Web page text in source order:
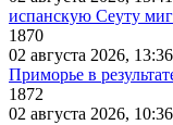
испанскую Сеуту
1870
02 августа 2026, 13:36
Приморье в
1872
02 августа 2026, 10:36